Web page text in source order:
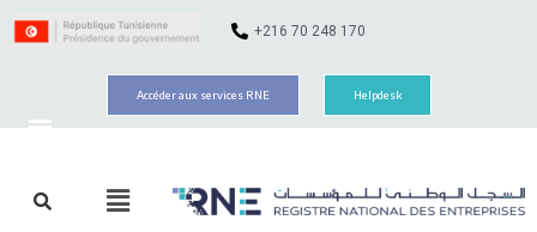
+216 70 248 170
Accéder aux services RNE Helpdesk